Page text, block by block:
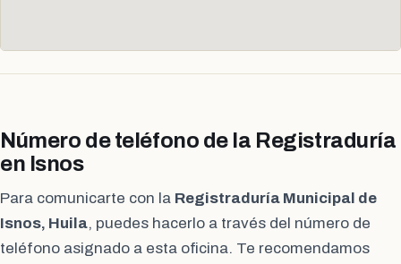
Número de teléfono de la Registraduría
en Isnos
Para comunicarte con la Registraduría Municipal de
Isnos, Huila, puedes hacerlo a través del número de
teléfono asignado a esta oficina. Te recomendamos